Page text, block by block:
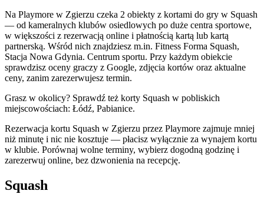
Na Playmore w Zgierzu czeka 2 obiekty z kortami do gry w Squash
— od kameralnych klubów osiedlowych po duże centra sportowe,
w większości z rezerwacją online i płatnością kartą lub kartą
partnerską. Wśród nich znajdziesz m.in. Fitness Forma Squash,
Stacja Nowa Gdynia. Centrum sportu. Przy każdym obiekcie
sprawdzisz oceny graczy z Google, zdjęcia kortów oraz aktualne
ceny, zanim zarezerwujesz termin.
Grasz w okolicy? Sprawdź też korty Squash w pobliskich
miejscowościach: Łódź, Pabianice.
Rezerwacja kortu Squash w Zgierzu przez Playmore zajmuje mniej
niż minutę i nic nie kosztuje — płacisz wyłącznie za wynajem kortu
w klubie. Porównaj wolne terminy, wybierz dogodną godzinę i
zarezerwuj online, bez dzwonienia na recepcję.
Squash